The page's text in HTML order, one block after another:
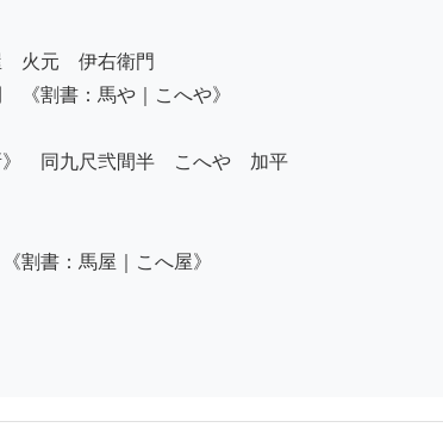
火元　伊右衛門
《割書：馬や｜こへや》
　同九尺弐間半　こへや　加平
割書：馬屋｜こへ屋》